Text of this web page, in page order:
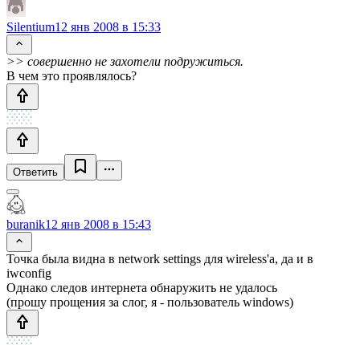
Silentium12 янв 2008 в 15:33
>> совершенно не захотели подружиться.
В чем это проявлялось?
Ответить
buranik12 янв 2008 в 15:43
Точка была видна в network settings для wireless'а, да и в
iwconfig
Однако следов интернета обнаружить не удалось
(прошу прощения за слог, я - пользователь windows)